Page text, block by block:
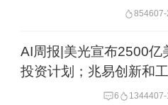
性。不过，喜马拉
懒人听书用户存在
位上后续是否会进
合，仍需观察。
8546
AI周报|美光宣布2500亿
投资计划；兆易创新和
6 13444